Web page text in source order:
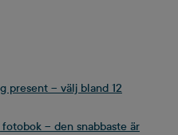
present – välj bland 12
– den snabbaste är